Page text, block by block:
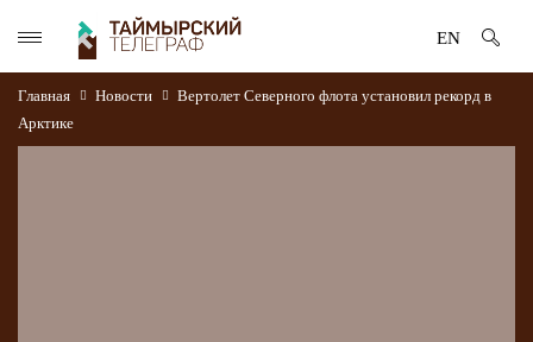
EN
Главная Новости
Вертолет Северного флота установил рекорд в
Арктике